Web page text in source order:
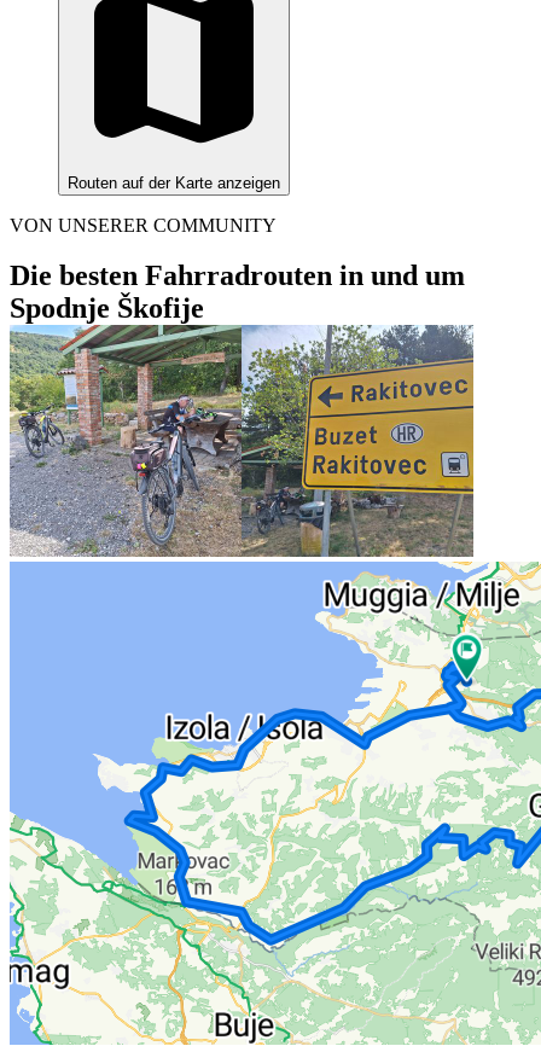
Routen auf der Karte anzeigen
VON UNSERER COMMUNITY
Die besten Fahrradrouten in und um
Spodnje Škofije